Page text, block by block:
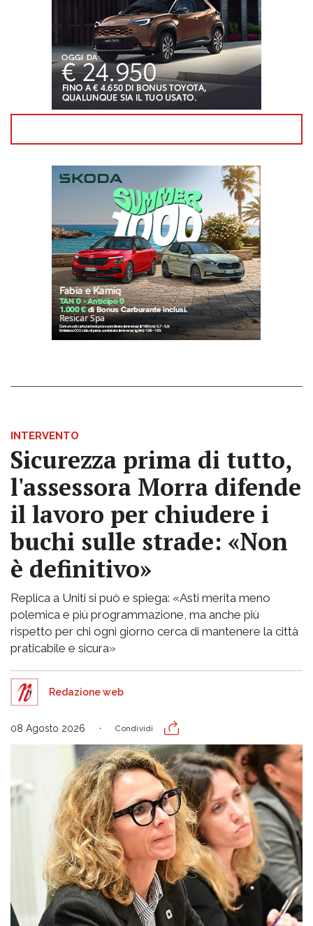
INTERVENTO
Sicurezza prima di tutto,
l'assessora Morra difende
il lavoro per chiudere i
buchi sulle strade: «Non
è definitivo»
Replica a Uniti si può e spiega: «Asti merita meno
polemica e più programmazione, ma anche più
rispetto per chi ogni giorno cerca di mantenere la città
praticabile e sicura»
Redazione web
08 Agosto 2026 Condividi